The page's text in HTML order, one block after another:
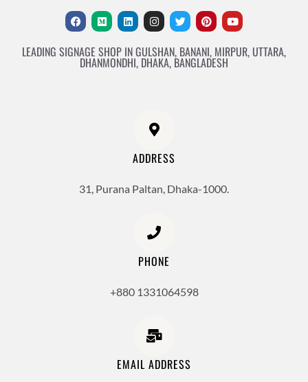
LEADING SIGNAGE SHOP IN GULSHAN, BANANI, MIRPUR, UTTARA,
DHANMONDHI, DHAKA, BANGLADESH
ADDRESS
31, Purana Paltan, Dhaka-1000.
PHONE
+880 1331064598
EMAIL ADDRESS